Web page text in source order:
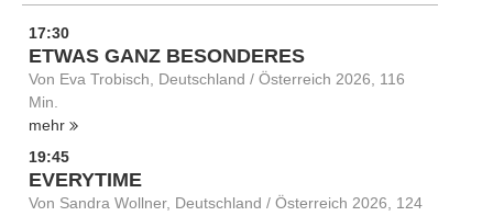
17:30
ETWAS GANZ BESONDERES
Von Eva Trobisch, Deutschland / Österreich 2026, 116
Min.
mehr
19:45
EVERYTIME
Von Sandra Wollner, Deutschland / Österreich 2026, 124